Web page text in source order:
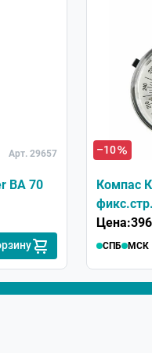
за отзыв по
Арт. 29657
BA 70
–10
Компас
Цена:
СПБ МСК